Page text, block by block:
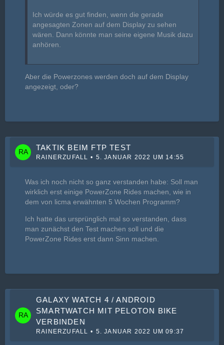
Ich würde es gut finden, wenn die gerade
angesagten Zonen auf dem Display zu sehen
wären. Dann könnte man seine eigene Musik dazu
anhören.
Aber die Powerzones werden doch auf dem Display
angezeigt, oder?
TAKTIK BEIM FTP TEST
RAINERZUFALL 5. JANUAR 2022 UM 14:55
Was ich noch nicht so ganz verstanden habe: Soll man
wirklich erst einige PowerZone Rides machen, wie in
dem von licma erwähnten 5 Wochen Programm?
Ich hatte das ursprünglich mal so verstanden, dass
man zunächst den Test machen soll und die
PowerZone Rides erst dann Sinn machen.
GALAXY WATCH 4 / ANDROID
SMARTWATCH MIT PELOTON BIKE
VERBINDEN
RAINERZUFALL 5. JANUAR 2022 UM 09:37